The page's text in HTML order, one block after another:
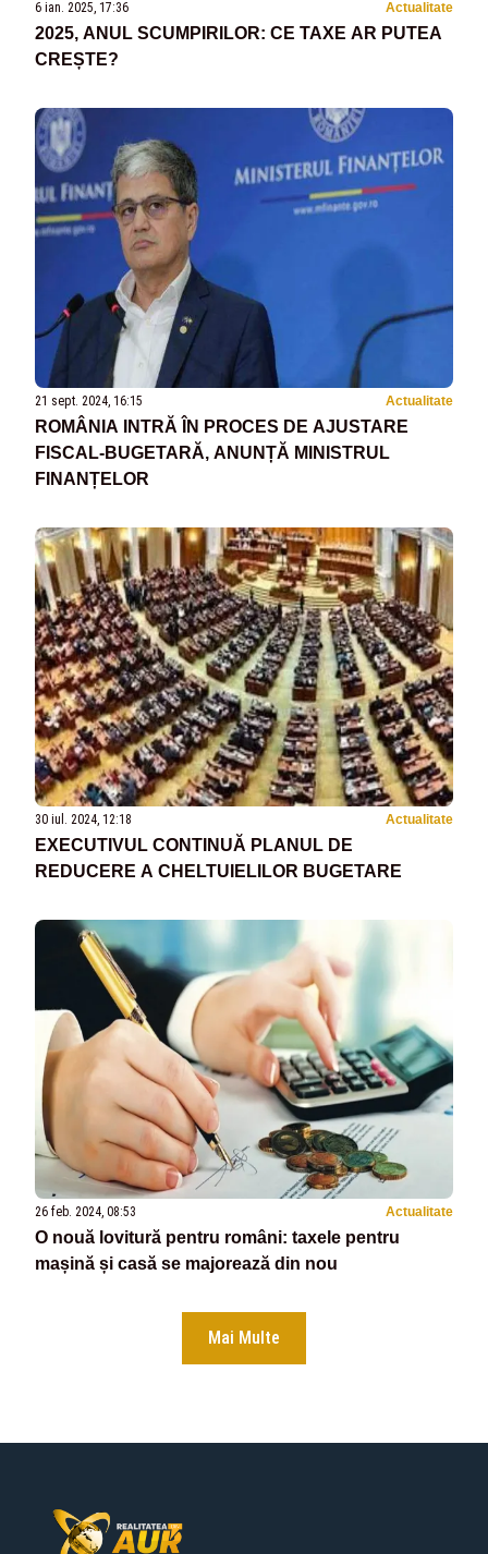
6 ian. 2025, 17:36 Actualitate
2025, ANUL SCUMPIRILOR: CE TAXE AR PUTEA
CREȘTE?
21 sept. 2024, 16:15 Actualitate
ROMÂNIA INTRĂ ÎN PROCES DE AJUSTARE
FISCAL-BUGETARĂ, ANUNȚĂ MINISTRUL
FINANȚELOR
30 iul. 2024, 12:18 Actualitate
EXECUTIVUL CONTINUĂ PLANUL DE
REDUCERE A CHELTUIELILOR BUGETARE
26 feb. 2024, 08:53 Actualitate
O nouă lovitură pentru români: taxele pentru
mașină și casă se majorează din nou
Mai Multe